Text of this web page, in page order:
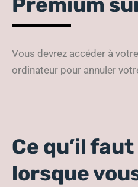
Vous devrez accéder à
ordinateur pour annuler
Ce qu’il
lorsque